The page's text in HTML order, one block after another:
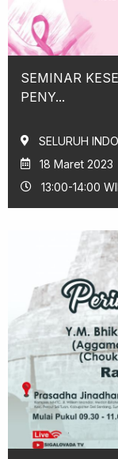
SEMINAR
PENY...
SELURUH
18 Maret 2023
13:00-14:00